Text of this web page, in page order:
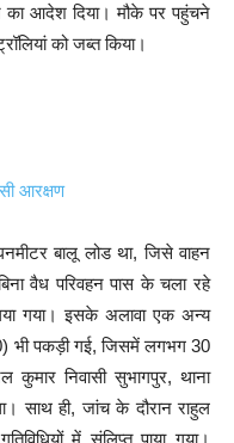
का आदेश दिया। मौके पर पहुंचने
को जब्त किया।
आरक्षण
बालू लोड था, जिसे वाहन
वैध परिवहन पास के चला रहे
गया। इसके अलावा एक अन्य
भी पकड़ी गई, जिसमें लगभग 30
निवासी सुभागपुर, थाना
साथ ही, जांच के दौरान राहुल
में संलिप्त पाया गया।